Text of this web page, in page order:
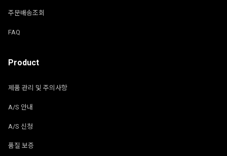
주문배송조회
FAQ
Product
제품 관리 및 주의사항
A/S 안내
A/S 신청
품질 보증